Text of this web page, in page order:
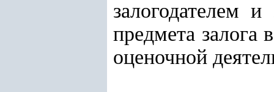
залогодателем
предмета залога
оценочной